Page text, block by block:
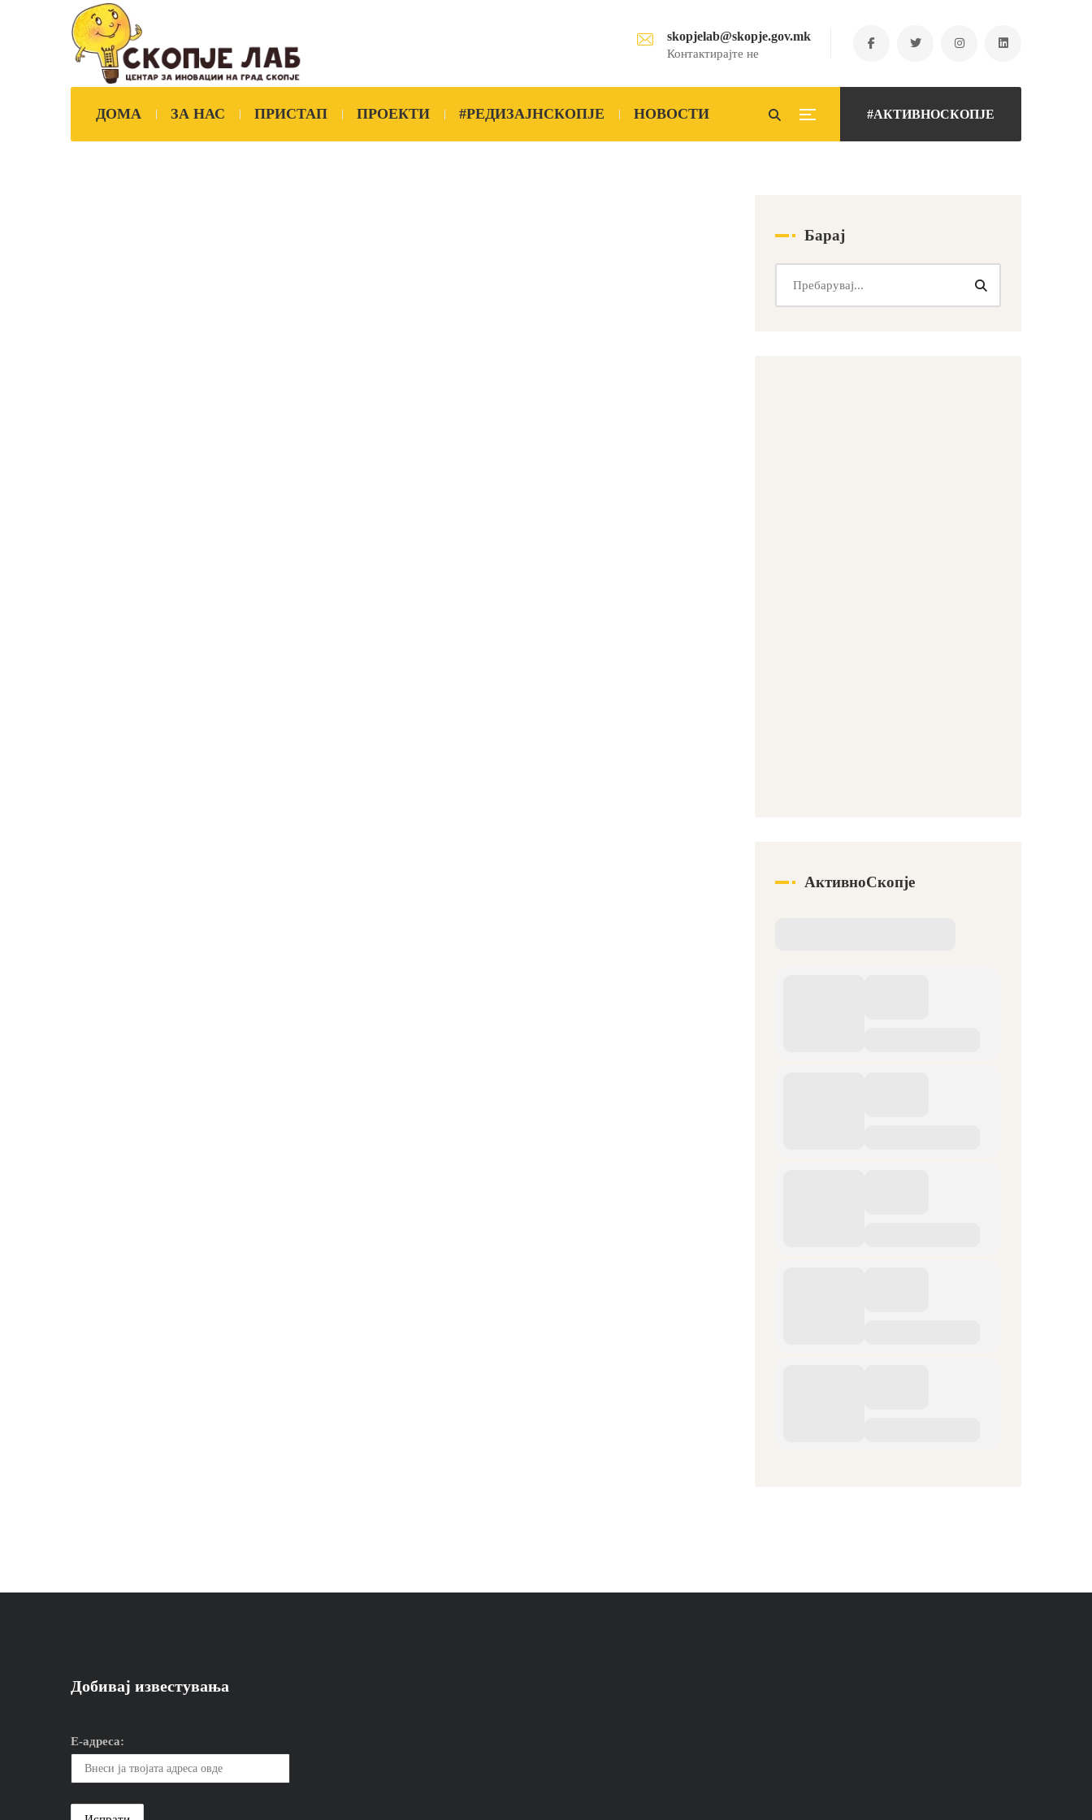
skopjelab@skopje.gov.mk
Контактирајте не
#АКТИВНОСКОПЈЕ
ДОМА ЗА НАС ПРИСТАП ПРОЕКТИ #РЕДИЗАЈНСКОПЈЕ НОВОСТИ
Барај
АктивноСкопје
Добивај известувања
Е-адреса: